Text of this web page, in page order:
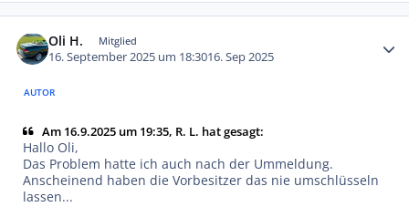
Oli H. Mitglied
16. September 2025 um 18:3016. Sep 2025
AUTOR
Am 16.9.2025 um 19:35, R. L. hat gesagt:
Hallo Oli,
Das Problem hatte ich auch nach der Ummeldung.
Anscheinend haben die Vorbesitzer das nie umschlüsseln
lassen...